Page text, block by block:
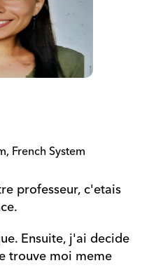
French System
professeur, c'etais
Ensuite, j'ai decide
trouve moi meme